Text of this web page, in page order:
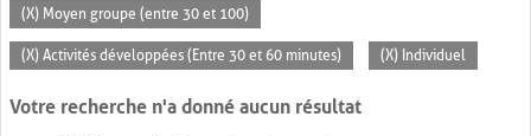
(X) Moyen groupe (entre 30 et 100)
(X) Activités développées (Entre 30 et 60 minutes) (X) Individuel
Votre recherche n'a donné aucun résultat